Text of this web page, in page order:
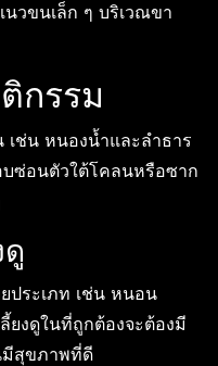
วขนเล็ก ๆ บริเวณขา
กรรม
ช่น หนองน้ำและลำธาร
ซ่อนตัวใต้โคลนหรือซาก
ประเภท เช่น หนอน
ยงดูในที่ถูกต้องจะต้องมี
มีสุขภาพที่ดี